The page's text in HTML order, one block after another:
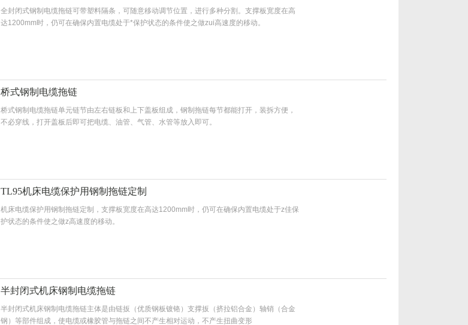
全封闭式钢制电缆拖链可带塑料隔条，可随意移动调节位置，进行多种分割。支撑板宽度在高
达1200mm时，仍可在确保内置电缆处于*保护状态的条件使之做zui高速度的移动。
桥式钢制电缆拖链
桥式钢制电缆拖链单元链节由左右链板和上下盖板组成，钢制拖链每节都能打开，装拆方便，
不必穿线，打开盖板后即可把电缆、油管、气管、水管等放入即可。
TL95机床电缆保护用钢制拖链定制
机床电缆保护用钢制拖链定制，支撑板宽度在高达1200mm时，仍可在确保内置电缆处于z佳保
护状态的条件使之做z高速度的移动。
半封闭式机床钢制电缆拖链
半封闭式机床钢制电缆拖链主体是由链扳（优质钢板镀铬）支撑扳（挤拉铝合金）轴销（合金
钢）等部件组成，使电缆或橡胶管与拖链之间不产生相对运动，不产生扭曲变形